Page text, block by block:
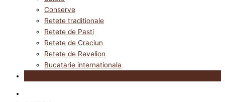
Conserve
Retete traditionale
Retete de Pasti
Retete de Craciun
Retete de Revelion
Bucatarie internationala